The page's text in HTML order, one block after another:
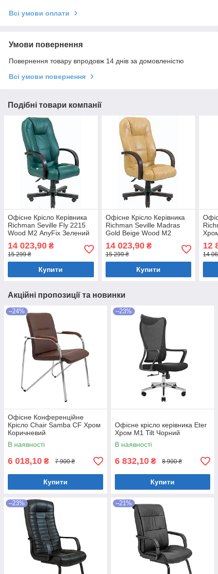
Всі умови оплати
Умови повернення
Повернення товару впродовж 14 днів за домовленістю
Всі умови повернення
Подібні товари компанії
Офісне Крісло Керівника
Richman Seville Fly 2215
Wood М2 AnyFix Зелений
14 023,90 ₴
15 299 ₴
Купити
Офісне Крісло Керівника
Richman Seville Madras
Gold Beige Wood М2
AnyFix Бежевий
14 023,90₴
15 299 ₴
Купити
12
14
Акційні пропозиції та новинки
–24%
Офісне Конференційне
Крісло Chair Samba CF Хром
Коричневий
В наявності
6 018,10 ₴ 7 900 ₴
Купити
–23%
Офісне крісло керівника Eter
Хром M1 Tilt Чорний
В наявності
6 832,10 ₴ 8 900 ₴
Купити
–23% –21%